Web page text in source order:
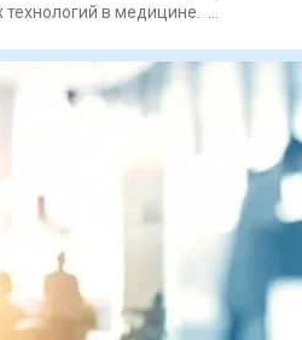
в медицине.